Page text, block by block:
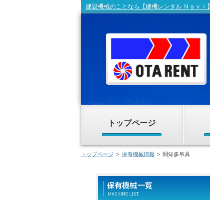
建設機械のことなら【建機レンタル Ｎａｖｉ】
トップページ
トップページ > 保有機械情報 > 間知多吊具